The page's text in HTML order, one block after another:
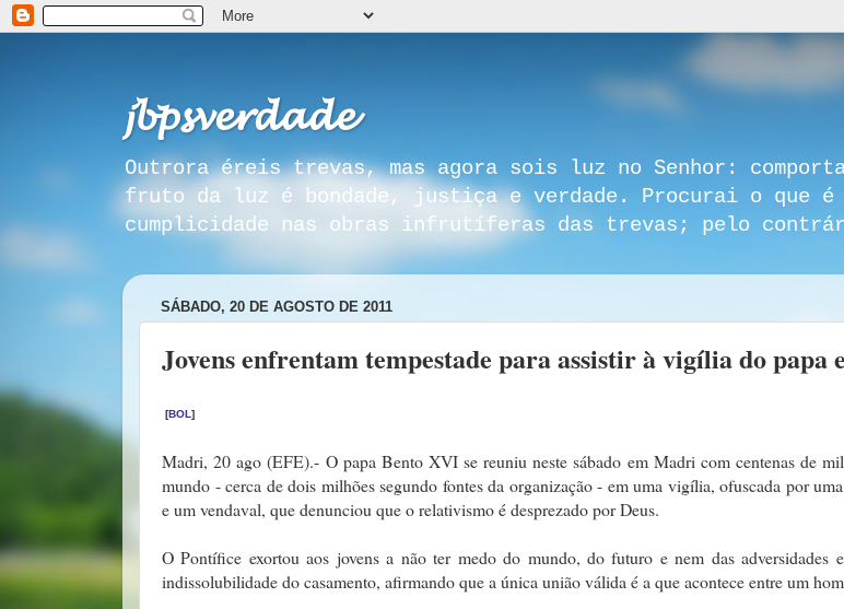
𝓳𝓫𝓹𝓼𝓿𝓮𝓻𝓭𝓪𝓭𝓮
Outrora éreis trevas, mas agora sois luz no Senhor:
fruto da luz é bondade, justiça e verdade. Procurai o que é
cumplicidade nas obras infrutíferas das trevas; pelo
SÁBADO, 20 DE AGOSTO DE 2011
Jovens enfrentam tempestade para assistir à vigília do papa
[BOL ]
Madri, 20 ago (EFE).- O papa Bento XVI se reuniu neste sábado em Madri com centenas de
mundo - cerca de dois milhões segundo fontes da organização - em uma vigília, ofuscada por
e um vendaval, que denunciou que o relativismo é desprezado por Deus.
O Pontífice exortou aos jovens a não ter medo do mundo, do futuro e nem das adversidades
indissolubilidade do casamento, afirmando que a única união válida é a que acontece entre um